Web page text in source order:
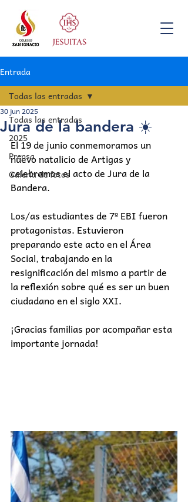
Entrada
Todas las entradas
2025
Prensa
Galería de fotos
Todas las entradas
Jura de la bandera ☀️
30 jun 2025
El 19 de junio conmemoramos un
nuevo natalicio de Artigas y
celebramos el acto de Jura de la
Bandera.
Los/as estudiantes de 7º EBI fueron
protagonistas. Estuvieron
preparando este acto en el Área
Social, trabajando en la
resignificación del mismo a partir de
la reflexión sobre qué es ser un buen
ciudadano en el siglo XXI.
¡Gracias familias por acompañar esta
importante jornada!